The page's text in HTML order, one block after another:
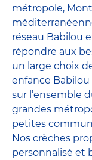
métropole,
réseau Babilou
répondre aux
un large choix
enfance
sur l’ensemble
grandes
petites
Nos crèches
personnalisé et